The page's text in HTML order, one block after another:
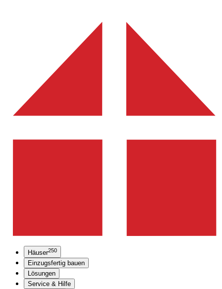
Häuser250
Einzugsfertig bauen
Lösungen
Service & Hilfe